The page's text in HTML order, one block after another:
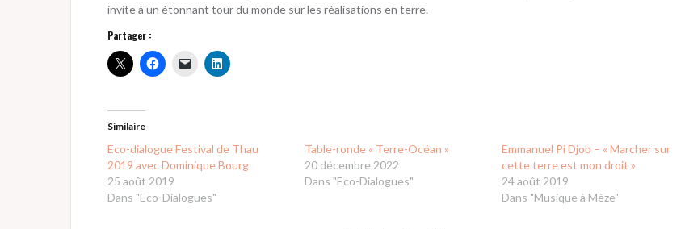
invite à un étonnant tour du monde sur les réalisations en terre.
Partager :
Similaire
Eco-dialogue Festival de Thau
2019 avec Dominique Bourg
25 août 2019
Dans "Eco-Dialogues"
Table-ronde « Terre-Océan »
20 décembre 2022
Dans "Eco-Dialogues"
Emmanuel Pi Djob – « Marcher sur
cette terre est mon droit »
24 août 2019
Dans "Musique à Mèze"